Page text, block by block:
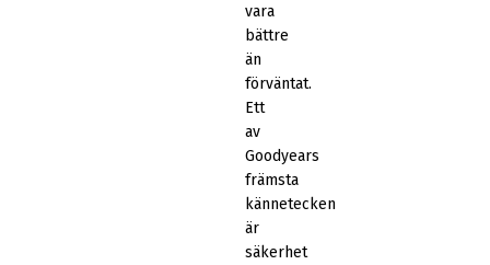
vara
bättre
än
förväntat.
Ett
av
Goodyears
främsta
kännetecken
är
säkerhet